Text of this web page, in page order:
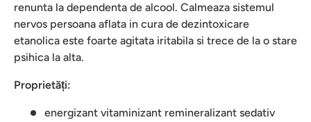
renunta la dependenta de alcool. Calmeaza sistemul
nervos persoana aflata in cura de dezintoxicare
etanolica este foarte agitata iritabila si trece de la o stare
psihica la alta.
Proprietăți:
energizant vitaminizant remineralizant sedativ